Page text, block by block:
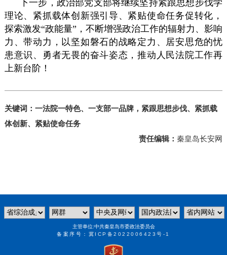
下一步，政治部党支部将继续坚持紧跟思想步伐学
理论、紧抓载体创新强引导、紧贴使命任务促转化，
探索激发“政能量”，不断增强政治工作的辐射力、影响
力、带动力，以坚如磐石的战略定力、居安思危的忧
患意识、勇者无畏的奋斗姿态，推动人民法院工作再
上新台阶！
关键词：一法院一特色、一支部一品牌，紧跟思想步伐、紧抓载
体创新、紧贴使命任务
责任编辑：秦皇岛长安网
主管单位:中共秦皇岛市委政法委员会
备案序号： 冀ICP备2022006423号-1